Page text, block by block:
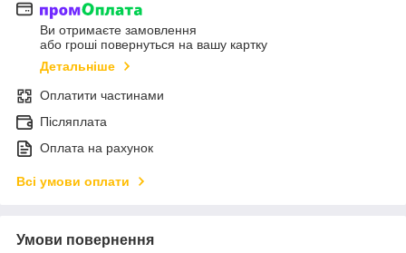
Ви отримаєте замовлення
або гроші повернуться на вашу картку
Детальніше
Оплатити частинами
Післяплата
Оплата на рахунок
Всі умови оплати
Умови повернення